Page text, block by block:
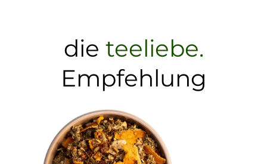
die teeliebe.
Empfehlung